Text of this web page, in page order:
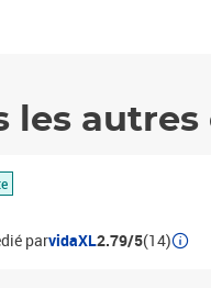
les
parvidaXL2.79/5(14)